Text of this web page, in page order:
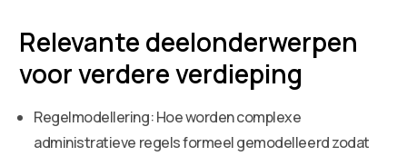
Relevante deelonderwerpen
voor verdere verdieping
Regelmodellering: Hoe worden complexe
administratieve regels formeel gemodelleerd zodat